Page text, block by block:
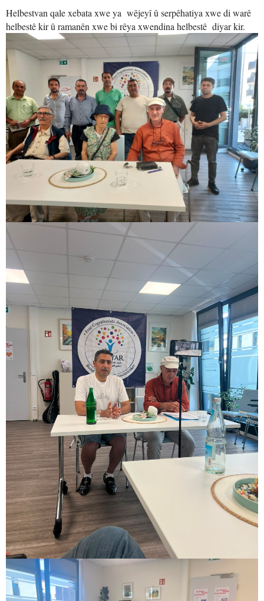
Helbestvan qale xebata xwe ya wêjeyî û serpêhatiya xwe di warê
helbestê kir û ramanên xwe bi rêya xwendina helbestê diyar kir.